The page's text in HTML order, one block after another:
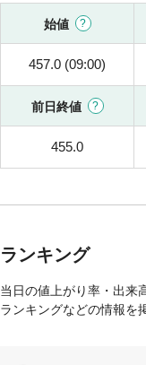
始値
457.0 (09:00)
前日終値
455.0
ランキング
当日の値上がり率・出来
ランキングなどの情報を